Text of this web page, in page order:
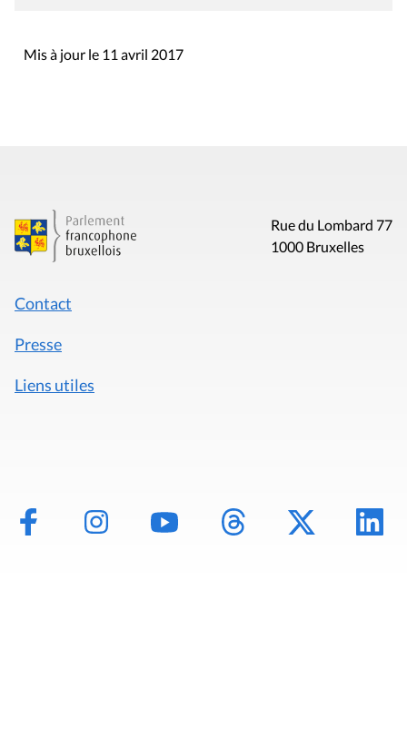
Mis à jour le 11 avril 2017
Rue du Lombard 77
1000 Bruxelles
Contact
Presse
Liens utiles